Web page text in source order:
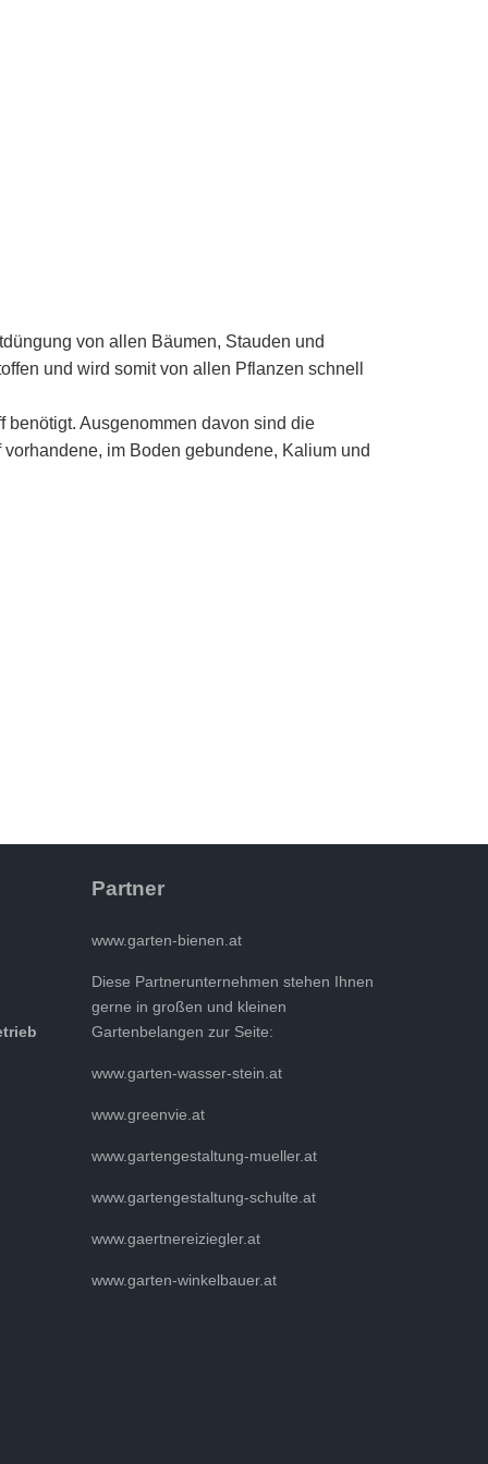
von allen Bäumen, Stauden und
und wird somit von allen Pflanzen schnell
benötigt. Ausgenommen davon sind die
im Boden gebundene, Kalium und
Partner
www.garten-bienen.at
Diese Partnerunternehmen stehen Ihnen
gerne in großen und kleinen
Gartenbelangen zur Seite:
www.garten-wasser-stein.at
www.greenvie.at
www.gartengestaltung-mueller.at
www.gartengestaltung-schulte.at
www.gaertnereiziegler.at
www.garten-winkelbauer.at